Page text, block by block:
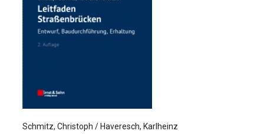
Werben
Für Autor:innen
Verlag
Schmitz, Christoph / Haveresch, Karlheinz